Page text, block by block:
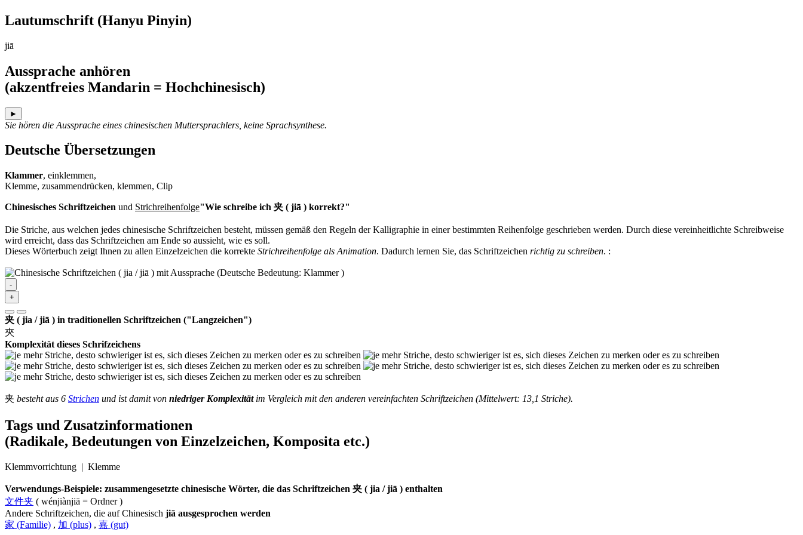
Lautumschrift (Hanyu Pinyin)
jiā
Aussprache anhören
(akzentfreies Mandarin = Hochchinesisch)
►
Sie hören die Aussprache eines chinesischen Muttersprachlers, keine Sprachsynthese.
Deutsche Übersetzungen
Klammer, einklemmen,
Klemme, zusammendrücken, klemmen, Clip
Chinesisches Schriftzeichen und Strichreihenfolge"Wie schreibe ich 夹 ( jiā ) korrekt?"
Die Striche, aus welchen jedes chinesische Schriftzeichen besteht, müssen gemäß den Regeln der Kalligraphie in einer bestimmten Reihenfolge geschrieben werden. Durch diese vereinheitlichte Schreibweise
wird erreicht, dass das Schriftzeichen am Ende so aussieht, wie es soll.
Dieses Wörterbuch zeigt Ihnen zu allen Einzelzeichen die korrekte Strichreihenfolge als Animation. Dadurch lernen Sie, das Schriftzeichen richtig zu schreiben. :
-
+
夹 ( jia / jiā ) in traditionellen Schriftzeichen ("Langzeichen")
夾
Komplexität dieses Schrifzeichens
夹 besteht aus 6 Strichen und ist damit von niedriger Komplexitätim Vergleich mit den anderen vereinfachten Schriftzeichen (Mittelwert: 13,1 Striche).
Tags und Zusatzinformationen
(Radikale, Bedeutungen von Einzelzeichen, Komposita etc.)
Klemmvorrichtung | Klemme
Verwendungs-Beispiele: zusammengesetzte chinesische Wörter, die das Schriftzeichen 夹 ( jia / jiā ) enthalten
文件夹 ( wénjiànjiā = Ordner )
Andere Schriftzeichen, die auf Chinesisch jiā ausgesprochen werden
家 (Familie) , 加 (plus) , 嘉 (gut)